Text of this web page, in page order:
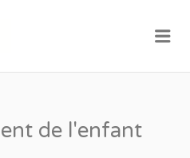
de l'enfant